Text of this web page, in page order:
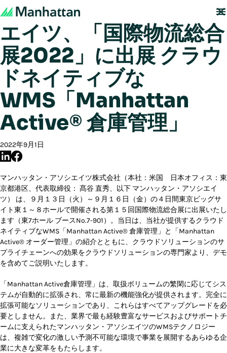
マンハッタン・アソシ
エイツ、「国際物流総合
展2022」に出展 クラウ
ドネイティブな
WMS「Manhattan
Active® 倉庫管理」
2022年9月1日
マンハッタン・アソシエイツ株式会社（本社：米国 日本オフィス：東
京都港区、代表取締役： 髙谷 直秀、以下 マンハッタン・アソシエイ
ツ） は、９月１３日（火）～９月１６日（金）の４日間東京ビッグサ
イト東１～８ホールで開催される第１５回国際物流総合展に出展いたし
ます（東7ホール ブースNo.7-901）。当日は、当社が提供するクラウド
ネイティブなWMS「Manhattan Active® 倉庫管理」と「Manhattan
Active® オーダー管理」の紹介とともに、クラウドソリューションのサ
プライチェーンへの効果をクラウドソリューションの専門家より、デモ
を含めてご説明いたします。
「Manhattan Active倉庫管理」は、取扱ボリュームの繁閑に応じてシス
テムが自動的に拡張され、常に最新の機能強化が提供されます。完全に
拡張可能なソリューションであり、これらはすべてアップグレードを必
要としません。また、業界で最も経験豊富なサービスおよびサポートチ
ームに支えられたマンハッタン・アソシエイツのWMSテクノロジー
は、複雑で変化の激しい予測不可能な環境で事業を展開するあらゆる企
業に大きな変革をもたらします。